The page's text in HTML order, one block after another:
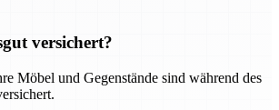
versichert?
Möbel und Gegenstände sind während des